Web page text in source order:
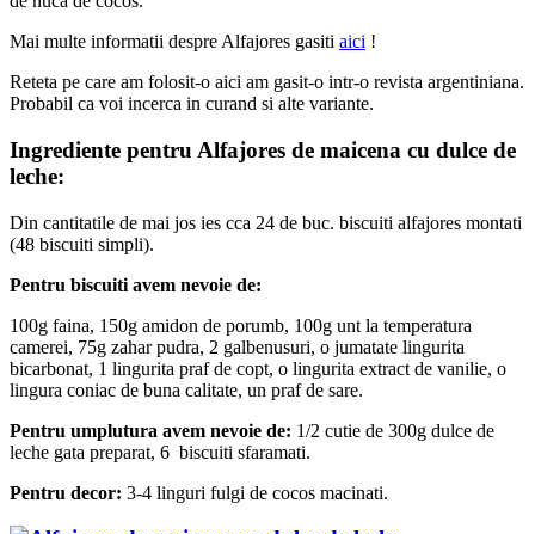
Mai multe informatii despre Alfajores gasiti aici !
Reteta pe care am folosit-o aici am gasit-o intr-o revista argentiniana.
Probabil ca voi incerca in curand si alte variante.
Ingrediente pentru Alfajores de maicena cu dulce de
leche:
Din cantitatile de mai jos ies cca 24 de buc. biscuiti alfajores montati
(48 biscuiti simpli).
Pentru biscuiti avem nevoie de:
100g faina, 150g amidon de porumb, 100g unt la temperatura
camerei, 75g zahar pudra, 2 galbenusuri, o jumatate lingurita
bicarbonat, 1 lingurita praf de copt, o lingurita extract de vanilie, o
lingura coniac de buna calitate, un praf de sare.
Pentru umplutura avem nevoie de: 1/2 cutie de 300g dulce de
leche gata preparat, 6 biscuiti sfaramati.
Pentru decor: 3-4 linguri fulgi de cocos macinati.